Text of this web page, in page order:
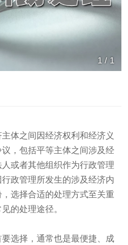
1/ 1
体之间因经济权利和经济义
，包括平等主体之间涉及经
或者其他组织作为行政管理
政管理所发生的涉及经济内
选择合适的处理方式至关重
的处理途径。
选择，通常也是最便捷、成